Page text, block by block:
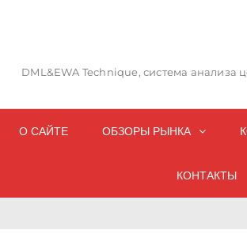
DML&EWA Technique, система
О САЙТЕ ОБЗОРЫ РЫНКА
КОНТАКТЫ